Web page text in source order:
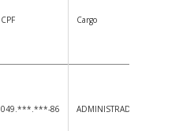
CPF Cargo
049.***.***-86 ADMINISTRADOR